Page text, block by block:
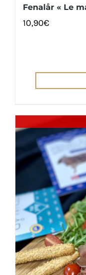
Fenalår « Le
10,90€